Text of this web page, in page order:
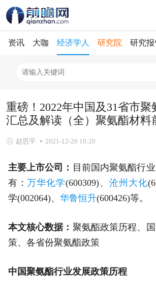
资讯 大咖 经济学人 研究院 研究报
重磅！2022年中国及31省市聚
汇总及解读（全）聚氨酯材料
赵思宇 2021-12-20 10:20
主要上市公司： 目前国内聚氨酯行
有：万华化学(600309)、沧州大化
学(002064)、 华鲁恒升(600426)等。
本文核心数据： 聚氨酯政策历程、
策、各省份聚氨酯政策
中国聚氨酯行业发展政策历程